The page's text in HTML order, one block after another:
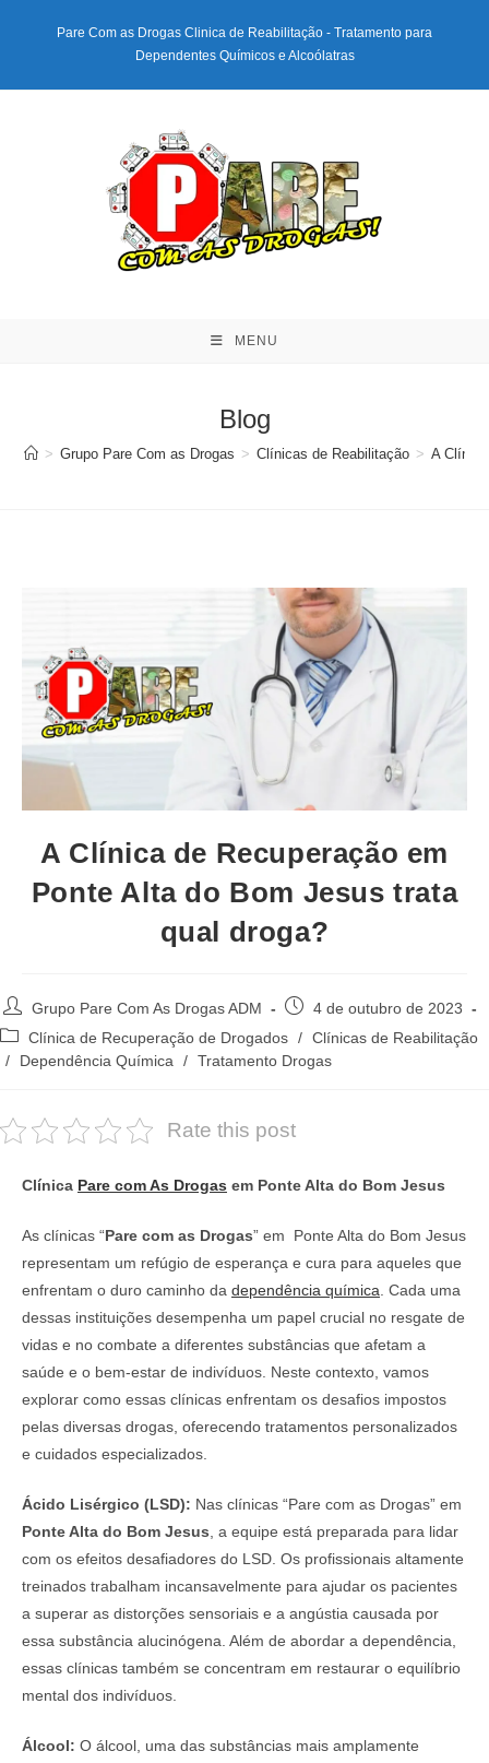
conteúdo
Pare Com as Drogas Clinica de Reabilitação - Tratamento para
Dependentes Químicos e Alcoólatras
MENU
Blog
> Grupo Pare Com as Drogas > Clínicas de Reabilitação > A
A Clínica de Recuperação em
Ponte Alta do Bom Jesus trata
qual droga?
Autor
do
post:
Grupo Pare Com As Drogas ADM
Post
publicado:
4 de outubro de 2023
Categoria
do
Clínica de Recuperação de Drogados / Clínicas de Reabilitação
/
Dependência Química / Tratamento Drogas
Rate this post
Clínica Pare com As Drogas em Ponte Alta do Bom Jesus
As clínicas “Pare com as Drogas” em Ponte Alta do Bom Jesus
representam um refúgio de esperança e cura para aqueles que
enfrentam o duro caminho da dependência química . Cada uma
dessas instituições desempenha um papel crucial no resgate de
vidas e no combate a diferentes substâncias que afetam a
saúde e o bem-estar de indivíduos. Neste contexto, vamos
explorar como essas clínicas enfrentam os desafios impostos
pelas diversas drogas, oferecendo tratamentos personalizados
e cuidados especializados.
Ácido Lisérgico (LSD): Nas clínicas “Pare com as Drogas” em
Ponte Alta do Bom Jesus , a equipe está preparada para lidar
com os efeitos desafiadores do LSD. Os profissionais altamente
treinados trabalham incansavelmente para ajudar os pacientes
a superar as distorções sensoriais e a angústia causada por
essa substância alucinógena. Além de abordar a dependência,
essas clínicas também se concentram em restaurar o equilíbrio
mental dos indivíduos.
Álcool: O álcool, uma das substâncias mais amplamente